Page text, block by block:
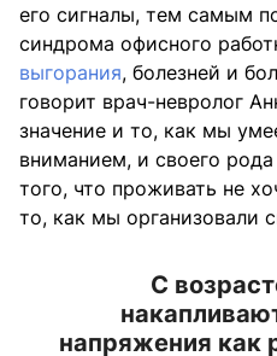
его сигналы, тем самым
синдрома офисного
выгорания, болезней и
говорит врач-невролог
значение и то, как мы
вниманием, и своего
того, что проживать не
то, как мы организовали
С
напряжения как